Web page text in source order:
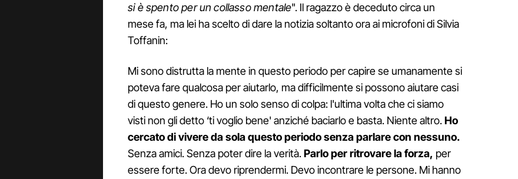
si è spento per un collasso mentale". Il ragazzo è deceduto circa un
mese fa, ma lei ha scelto di dare la notizia soltanto ora ai microfoni di Silvia
Toffanin:
Mi sono distrutta la mente in questo periodo per capire se umanamente si
poteva fare qualcosa per aiutarlo, ma difficilmente si possono aiutare casi
di questo genere. Ho un solo senso di colpa: l'ultima volta che ci siamo
visti non gli detto ‘ti voglio bene' anziché baciarlo e basta. Niente altro.Ho
cercato di vivere da sola questo periodo senza parlare con nessuno.
Senza amici. Senza poter dire la verità.Parlo per ritrovare la forza, per
essere forte. Ora devo riprendermi. Devo incontrare le persone. Mi hanno